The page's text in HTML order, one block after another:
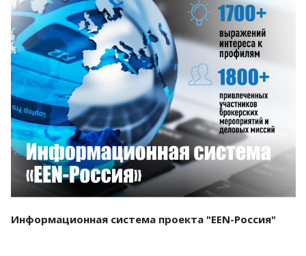
Смотреть проект
Информационная система проекта "EEN-Россия"